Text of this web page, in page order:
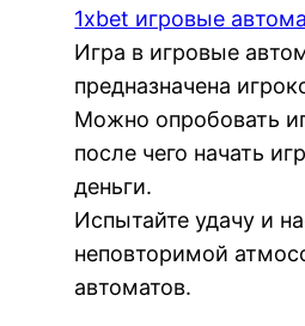
1xbet игровые
Игра в игровые
предназначена
Можно опробовать
после чего начать
деньги.
Испытайте удачу и
неповторимой
автоматов.